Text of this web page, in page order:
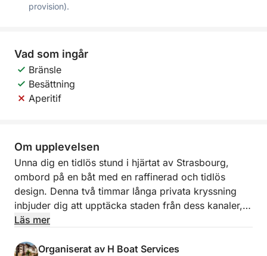
provision).
Vad som ingår
Bränsle
Besättning
Aperitif
Om upplevelsen
Unna dig en tidlös stund i hjärtat av Strasbourg,
ombord på en båt med en raffinerad och tidlös
design. Denna två timmar långa privata kryssning
inbjuder dig att upptäcka staden från dess kanaler, i
en atmosfär som är både lugn och exklusiv. Buren
kommer du att uppleva ett oförglömligt mellanspel
Läs mer
Organiserat av H Boat Services